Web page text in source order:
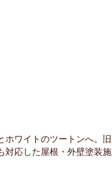
ホワイトのツートンへ。旧
対応した屋根・外壁塗装施